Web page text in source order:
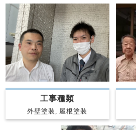
工事種類
外壁塗装, 屋根塗装